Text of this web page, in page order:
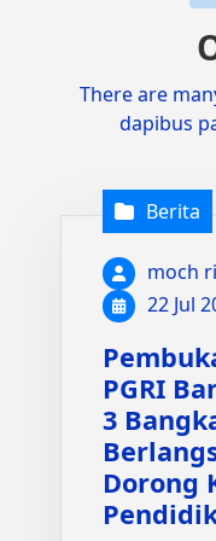
There are
dapibus
Berita
moch
22 Jul
PGRI
3
Dorong